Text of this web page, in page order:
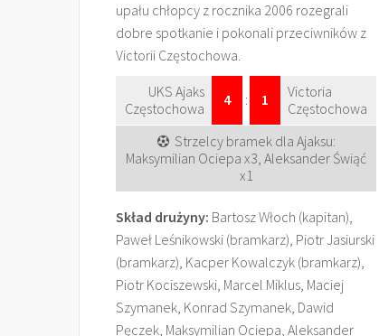
upału chłopcy z rocznika 2006 rozegrali
dobre spotkanie i pokonali przeciwników z
Victorii Częstochowa.
UKS Ajaks
Częstochowa
4 : 1
Victoria
Częstochowa
Strzelcy bramek dla Ajaksu:
Maksymilian Ociepa x3, Aleksander Świąć
x1
Skład drużyny: Bartosz Włoch (kapitan),
Paweł Leśnikowski (bramkarz), Piotr Jasiurski
(bramkarz), Kacper Kowalczyk (bramkarz),
Piotr Kociszewski, Marcel Miklus, Maciej
Szymanek, Konrad Szymanek, Dawid
Pęczek, Maksymilian Ociepa, Aleksander